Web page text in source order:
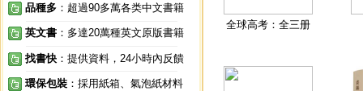
品種多 ：超過90多萬各类中文書籍
英文書 ：多達20萬種英文原版書籍
找書快 ：提供資料，24小時內反饋
環保包裝 ：採用紙箱、氣泡紙材料
全球高考：全三册